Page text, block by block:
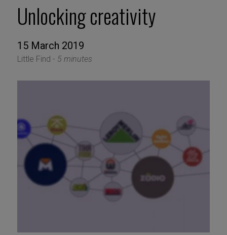
Unlocking creativity
15 March 2019
Little Find - 5 minutes